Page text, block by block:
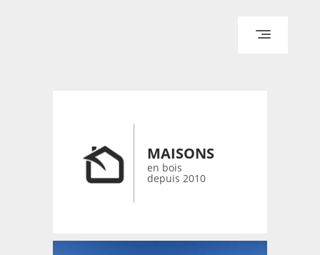
CONTACT
MAISONS
en bois
depuis 2010